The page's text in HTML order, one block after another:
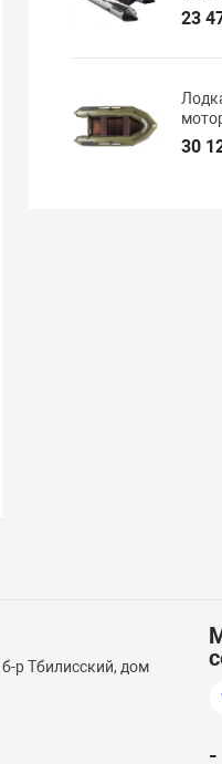
23
30
р Тбилисский, дом
-